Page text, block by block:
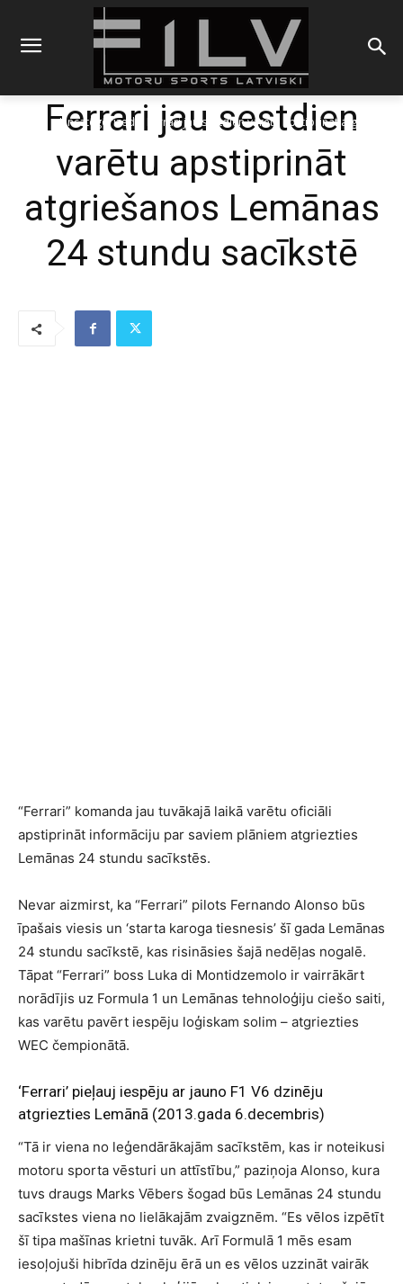
Uncategorized
Ferrari jau sestdien varētu apstiprināt atgriešanos
Ferrari jau sestdien
varētu apstiprināt
atgriešanos Lemānas
24 stundu sacīkstē
“Ferrari” komanda jau tuvākajā laikā varētu oficiāli
apstiprināt informāciju par saviem plāniem atgriezties
Lemānas 24 stundu sacīkstēs.
Nevar aizmirst, ka “Ferrari” pilots Fernando Alonso būs
īpašais viesis un ‘starta karoga tiesnesis’ šī gada Lemānas
24 stundu sacīkstē, kas risināsies šajā nedēļas nogalē.
Tāpat “Ferrari” boss Luka di Montidzemolo ir vairrākārt
norādījis uz Formula 1 un Lemānas tehnoloģiju ciešo saiti,
kas varētu pavērt iespēju loģiskam solim – atgriezties
WEC čempionātā.
‘Ferrari’ pieļauj iespēju ar jauno F1 V6 dzinēju
atgriezties Lemānā (2013.gada 6.decembris)
“Tā ir viena no leģendārākajām sacīkstēm, kas ir noteikusi
motoru sporta vēsturi un attīstību,” paziņoja Alonso, kura
tuvs draugs Marks Vēbers šogad būs Lemānas 24 stundu
sacīkstes viena no lielākajām zvaigznēm. “Es vēlos izpētīt
šī tipa mašīnas krietni tuvāk. Arī Formulā 1 mēs esam
iesoļojuši hibrīda dzinēju ērā un es vēlos uzzināt vairāk